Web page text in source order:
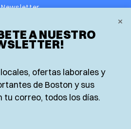
×
A NUESTRO
ofertas laborales y
de Boston y sus
tu correo, todos los días.
Newsletter
Edición impresa
Advertise with us